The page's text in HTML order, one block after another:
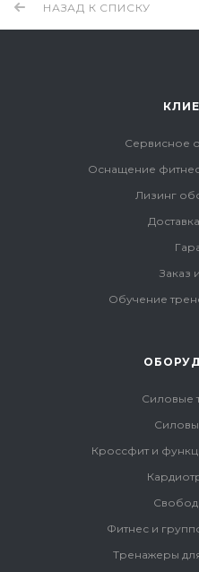
НАЗАД К СПИСКУ
Сервисное
Оснащение
Лизинг
Заказ
Обучение
Силовые
Кроссфит и
Фитнес и
Тренажеры